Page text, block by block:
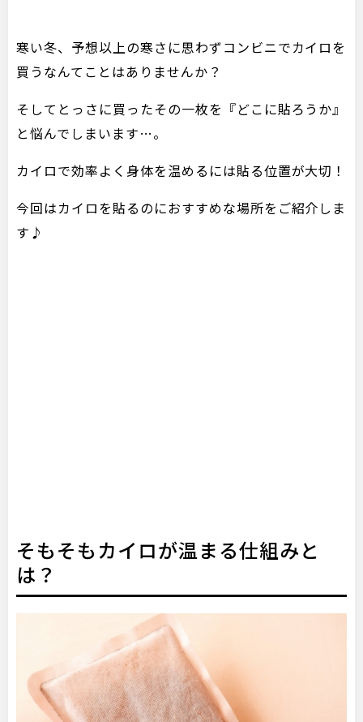
寒い冬、予想以上の寒さに思わずコンビニでカイロを
買うなんてことはありませんか？
そしてとっさに買ったその一枚を『どこに貼ろうか』
と悩んでしまいます…。
カイロで効率よく身体を温めるには貼る位置が大切！
今回はカイロを貼るのにおすすめな場所をご紹介しま
す♪
そもそもカイロが温まる仕組みと
は？